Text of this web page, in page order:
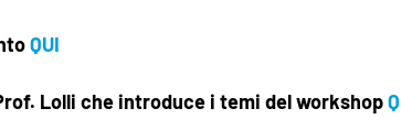
QUI
Lolli che introduce i temi del workshop